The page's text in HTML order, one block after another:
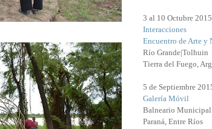
3 al 10 Octubre 2015
Interacciones
Encuentro de Arte y
Río Grande|Tolhuin
Tierra del Fuego, Arg
5 de Septiembre
Galería Móvil
Balneario Municipal
Paraná, Entre Ríos